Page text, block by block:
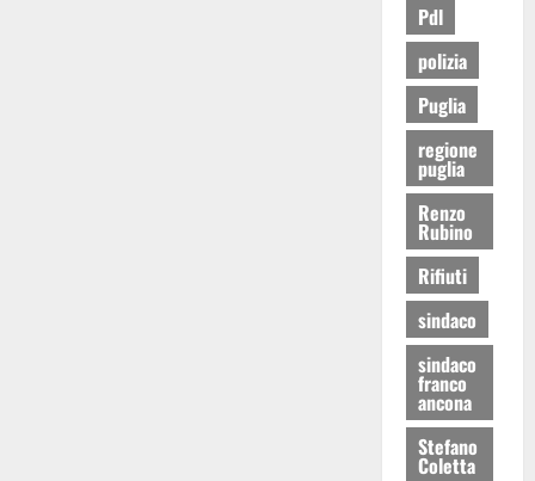
Pdl
polizia
Puglia
regione
puglia
Renzo
Rubino
Rifiuti
sindaco
sindaco
franco
ancona
Stefano
Coletta